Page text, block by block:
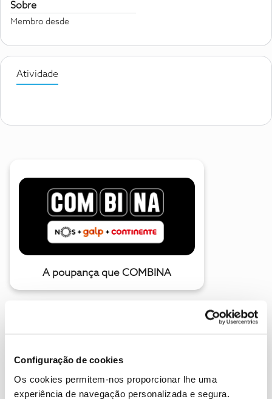
Configuração de cookies
Os cookies permitem-nos proporcionar lhe uma
experiência de navegação personalizada e segura.
Sobre
Membro desde
Atividade
A poupança que COMBINA